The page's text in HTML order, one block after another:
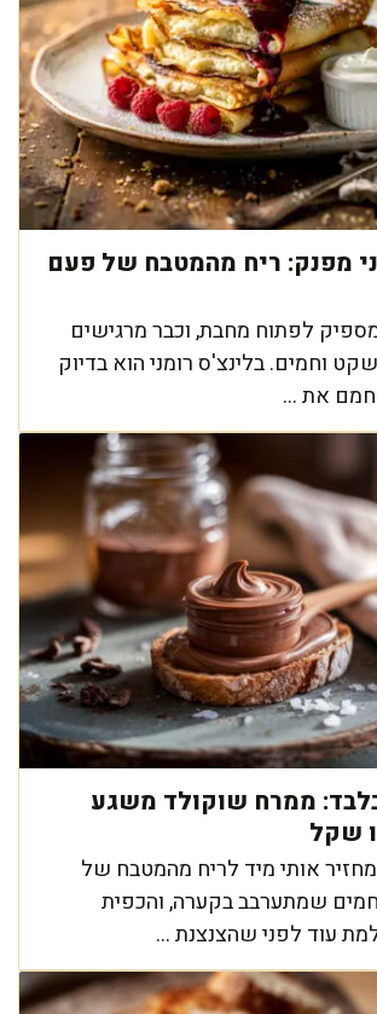
מפנק: ריח מהמטבח של פעם
לפתוח מחבת, וכבר מרגישים
וחמים. בלינצ'ס רומני הוא בדיוק
את ...
בלבד: ממרח שוקולד משגע
שקל
אותי מיד לריח מהמטבח של
שמתערבב בקערה, והכפית
עוד לפני שהצנצנת ...